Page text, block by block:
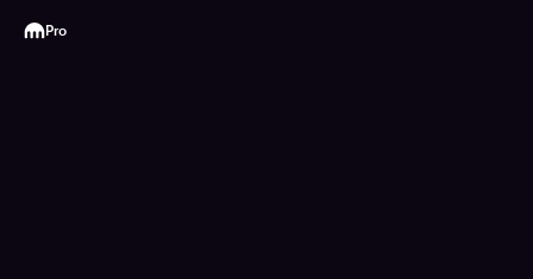
Kraken
Pro